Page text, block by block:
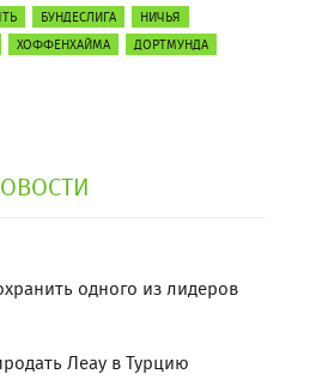
БУНДЕСЛИГА
НИЧЬЯ
ХОФФЕНХАЙМА
ДОРТМУНДА
одного из лидеров
Леау в Турцию